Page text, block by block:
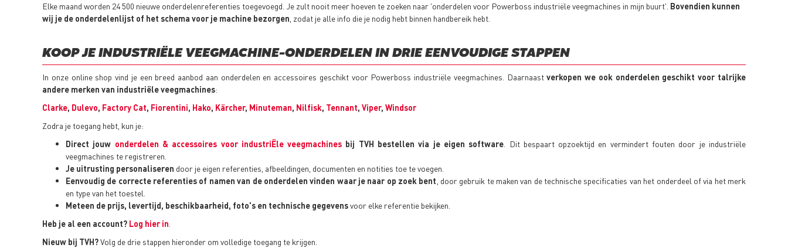
Elke maand worden 24 500 nieuwe onderdelenreferenties toegevoegd. Je zult nooit meer hoeven te zoeken naar 'onderdelen voor Powerboss industriële veegmachines in mijn buurt'. Bovendien kunnen
wij je de onderdelenlijst of het schema voor je machine bezorgen , zodat je alle info die je nodig hebt binnen handbereik hebt.
KOOP JE INDUSTRIËLE VEEGMACHINE-ONDERDELEN IN DRIE EENVOUDIGE STAPPEN
In onze online shop vind je een breed aanbod aan onderdelen en accessoires geschikt voor Powerboss industriële veegmachines. Daarnaastverkopen we ook onderdelen geschikt voor talrijke
andere merken van industriële veegmachines:
Clarke, Dulevo, Factory Cat, Fiorentini, Hako, Kärcher, Minuteman, Nilfisk, Tennant, Viper, Windsor
Zodra je toegang hebt, kun je:
Direct jouw onderdelen & accessoires voor industriËle veegmachines bij TVH bestellen via je eigen software . Dit bespaart opzoektijd en vermindert fouten door je industriële
veegmachines te registreren.
Je uitrusting personaliseren door je eigen referenties, afbeeldingen, documenten en notities toe te voegen.
Eenvoudig de correcte referenties of namen van de onderdelen vinden waar je naar op zoek bent , door gebruik te maken van de technische specificaties van het onderdeel of via het merk
en type van het toestel.
Meteen de prijs, levertijd, beschikbaarheid, foto's en technische gegevensvoor elke referentie bekijken.
Heb je al een account? Log hier in
Nieuw bij TVH?Volg de drie stappen hieronder om volledige toegang te krijgen.